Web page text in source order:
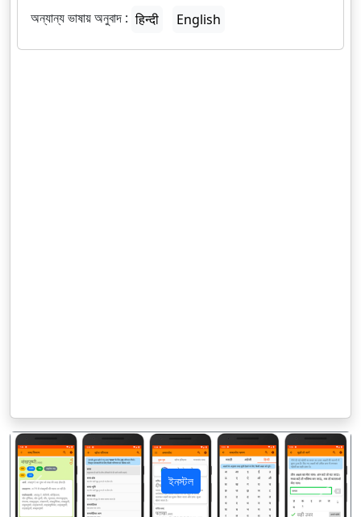
অন্যান্য ভাষায় অনুবাদ : हिन्दी English
ইনস্টল
पिछला अगला